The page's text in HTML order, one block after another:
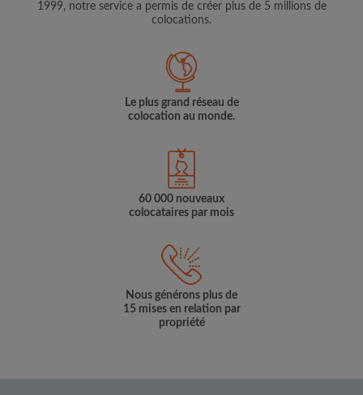
1999, notre service a permis de créer plus de 5 millions de
colocations.
Le plus grand réseau de
colocation au monde.
60 000 nouveaux
colocataires par mois
Nous générons plus de
15 mises en relation par
propriété